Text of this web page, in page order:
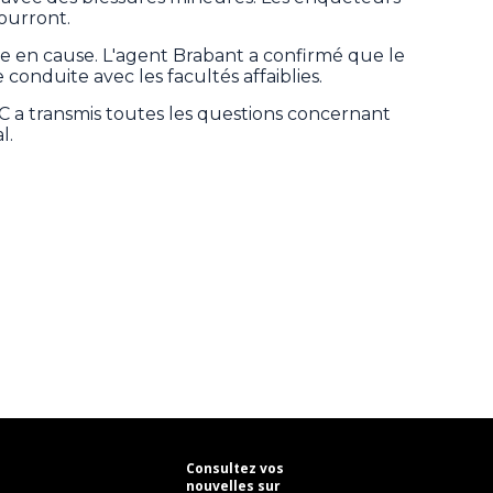
en cause. L'agent Brabant a confirmé que le
avec les facultés affaiblies.
a transmis toutes les questions concernant
Consultez vos
nouvelles sur